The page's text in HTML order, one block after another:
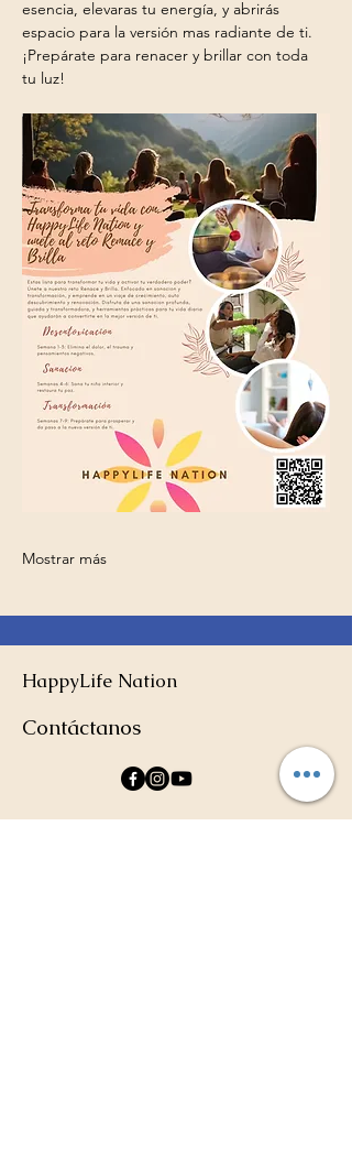
esencia, elevaras tu energía, y abrirás
espacio para la versión mas radiante de ti.
¡Prepárate para renacer y brillar con toda
tu luz!
Mostrar más
HappyLife Nation
Contáctanos